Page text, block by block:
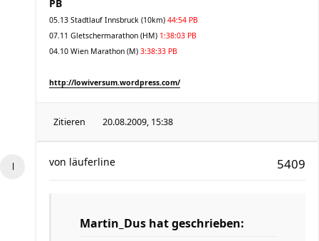
PB
05.13 Stadtlauf Innsbruck (10km) 44:54 PB
07.11 Gletschermarathon (HM) 1:38:03 PB
04.10 Wien Marathon (M) 3:38:33 PB
http://lowiversum.wordpress.com/
Zitieren 20.08.2009, 15:38
5409
von läuferline
Martin_Dus hat geschrieben: